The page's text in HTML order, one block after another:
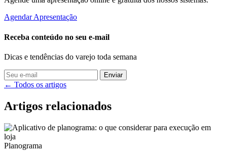
Agendar Apresentação
Receba conteúdo no seu e-mail
Dicas e tendências do varejo toda semana
Enviar
← Todos os artigos
Artigos relacionados
Planograma